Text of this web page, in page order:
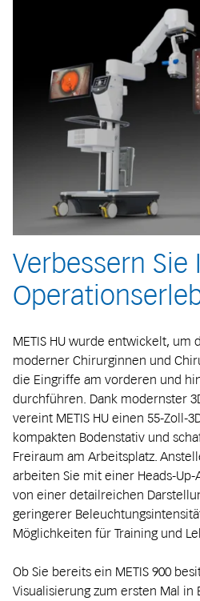
Verbessern Sie
METIS HU wurde entwickelt, um
moderner Chirurginnen und
die Eingriffe am vorderen und
durchführen. Dank modernster
vereint METIS HU einen 55-Zoll-
kompakten Bodenstativ und
Freiraum am Arbeitsplatz.
arbeiten Sie mit einer Heads-
von einer detailreichen
geringerer
Möglichkeiten für Training und
Ob Sie bereits ein METIS 900
Visualisierung zum ersten Mal in